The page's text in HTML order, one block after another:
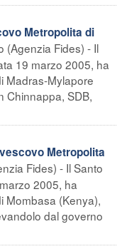
Metropolita di
(Agenzia Fides) - Il
19 marzo 2005, ha
Madras-Mylapore
Chinnappa, SDB,
Metropolita
Fides) - Il Santo
2005, ha
Mombasa (Kenya),
dal governo